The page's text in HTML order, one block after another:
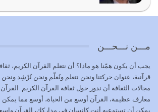
الوظيفة عبارة عن مسؤولية يجب النهوض
وَالْمُنْفِقِينَ…
يوليو 17, 2026
الاعتصام بحبل الله أمر إلهي للمؤمنين وهو
مـــن نـــحـــن
يجب أن يكون همّنا هو ماذا؟ أن نتعلم القرآن الكريم،
قرآنية، عنوان حركتنا ونحن نتعلم ونُعلّم ونحن نُرْشِد
مجالات الثقافة أن ندور حول ثقافة القرآن الكريم.
معارف عظيمة، القرآن أوسع من الحياة، أوسع مما يمكن
يمكن أن تستوعبه أنت كإنسان في مداركك، القرآن